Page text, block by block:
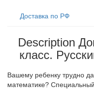
Доставка по РФ
Description
класс.
Вашему ребенку трудно
математике?